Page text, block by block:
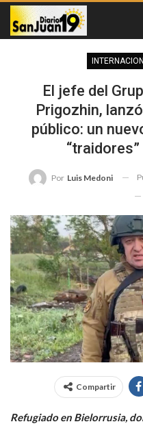
El jefe del
Prigozhin,
público: un
Por Luis Medoni
Compartir
Refugiado en Bielorrusia,